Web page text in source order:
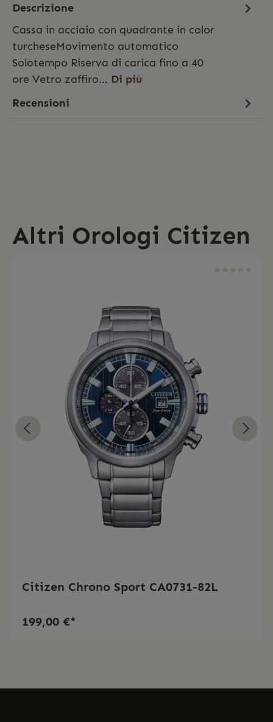
Descrizione
Cassa in acciaio con quadrante in color
turcheseMovimento automatico
Solotempo Riserva di carica fino a 40
ore Vetro zaffiro… Di più
Recensioni
Altri Orologi Citizen
Citizen Chrono Sport CA0731-82L
199,00 €*